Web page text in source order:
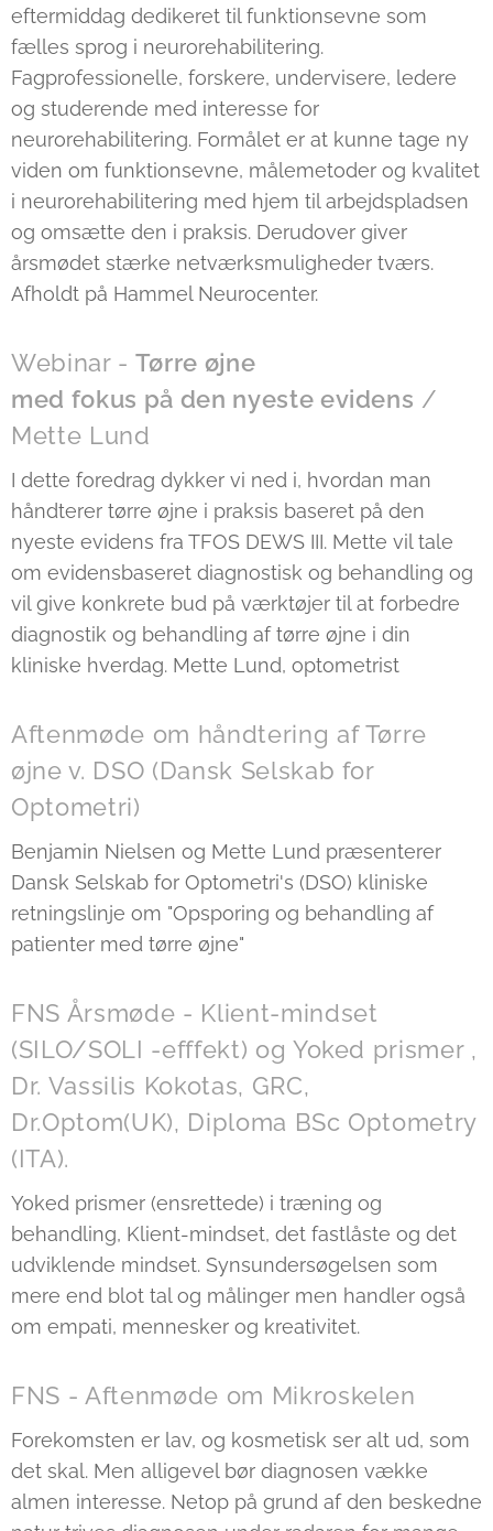
eftermiddag dedikeret til funktionsevne som
fælles sprog i neurorehabilitering.
Fagprofessionelle, forskere, undervisere, ledere
og studerende med interesse for
neurorehabilitering. Formålet er at kunne tage ny
viden om funktionsevne, målemetoder og kvalitet
i neurorehabilitering med hjem til arbejdspladsen
og omsætte den i praksis. Derudover giver
årsmødet stærke netværksmuligheder tværs.
Afholdt på Hammel Neurocenter.
Webinar - Tørre øjne
med fokus på den nyeste evidens /
Mette Lund
I dette foredrag dykker vi ned i, hvordan man
håndterer tørre øjne i praksis baseret på den
nyeste evidens fra TFOS DEWS III. Mette vil tale
om evidensbaseret diagnostisk og behandling og
vil give konkrete bud på værktøjer til at forbedre
diagnostik og behandling af tørre øjne i din
kliniske hverdag. Mette Lund, optometrist
Aftenmøde om håndtering af Tørre
øjne v. DSO (Dansk Selskab for
Optometri)
Benjamin Nielsen og Mette Lund præsenterer
Dansk Selskab for Optometri's (DSO) kliniske
retningslinje om "Opsporing og behandling af
patienter med tørre øjne"
FNS Årsmøde - Klient-mindset
(SILO/SOLI -efffekt) og Yoked prismer ,
Dr. Vassilis Kokotas, GRC,
Dr.Optom(UK), Diploma BSc Optometry
(ITA).
Yoked prismer (ensrettede) i træning og
behandling, Klient-mindset, det fastlåste og det
udviklende mindset. Synsundersøgelsen som
mere end blot tal og målinger men handler også
om empati, mennesker og kreativitet.
FNS - Aftenmøde om Mikroskelen
Forekomsten er lav, og kosmetisk ser alt ud, som
det skal. Men alligevel bør diagnosen vække
almen interesse. Netop på grund af den beskedne